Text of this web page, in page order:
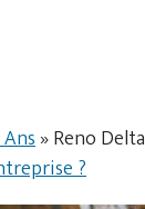
»Reno Delta
?